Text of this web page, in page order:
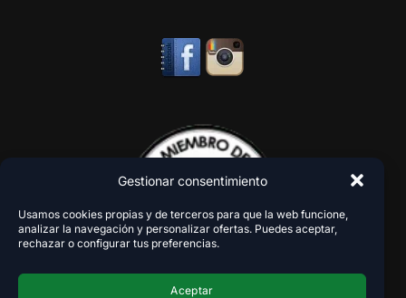
Gestionar consentimiento
Usamos cookies propias y de terceros para que la web funcione,
analizar la navegación y personalizar ofertas. Puedes aceptar,
rechazar o configurar tus preferencias.
Aceptar